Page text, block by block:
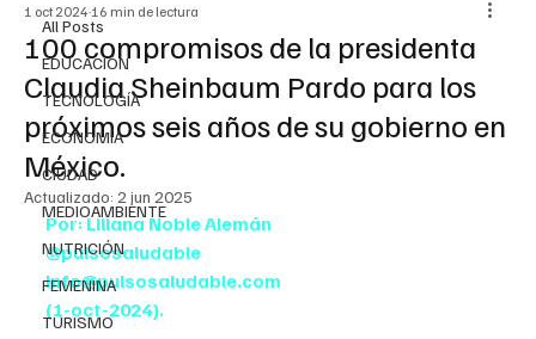
All Posts
EDUCACIÓN
TECNOLOGÍA
ECONOMÍA
CIUDAD
MEDIOAMBIENTE
NUTRICIÓN
FEMENINA
TURISMO
100 compromisos de la presidenta
Claudia Sheinbaum Pardo para los
próximos seis años de su gobierno en
México.
1 oct 2024 16 min de lectura
Actualizado: 2 jun 2025
Por: Liliana Noble Alemán
@pulsosaludable
Info@pulsosaludable.com
(1-oct-2024).